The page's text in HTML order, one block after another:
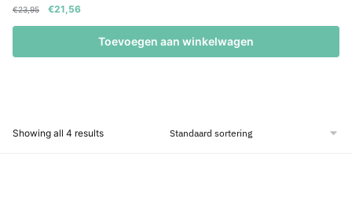
€23,95
Oorspronkelijke
€21,56Huidige
Toevoegen aan winkelwagen
Showing all 4 results